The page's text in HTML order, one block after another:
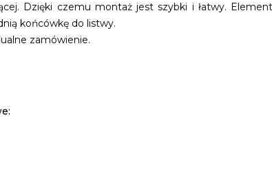
Dzięki czemu montaż jest szybki i łatwy.
końcówkę do listwy.
zamówienie.